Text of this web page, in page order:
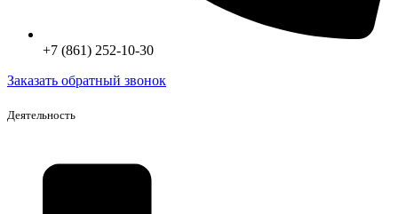
+7 (861) 252-10-30
Заказать обратный звонок
Деятельность